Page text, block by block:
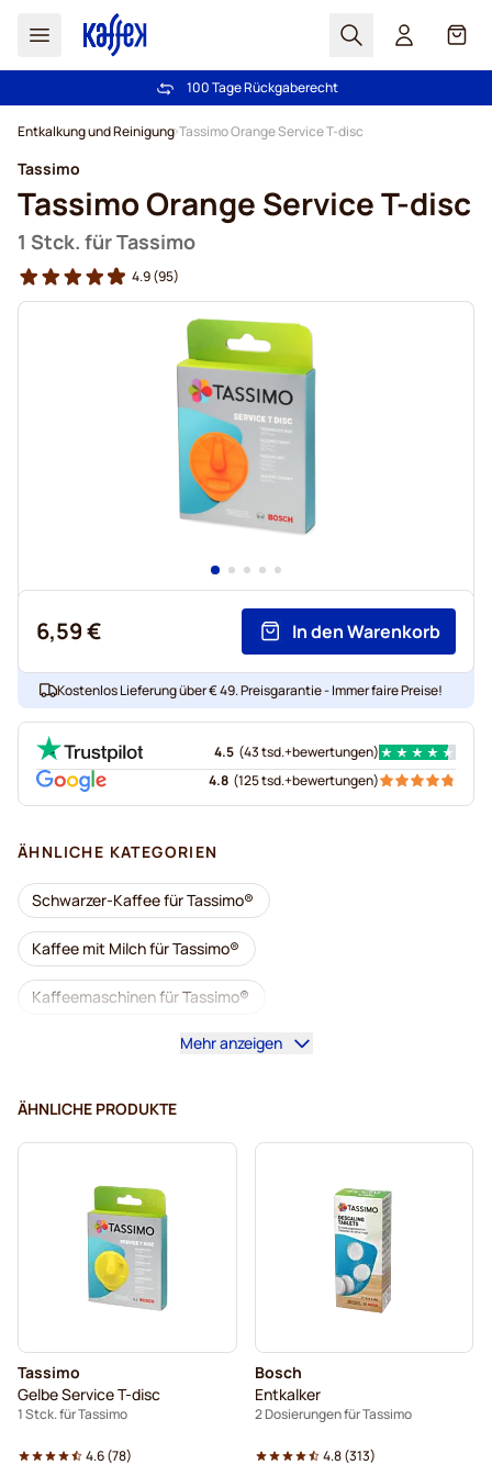
Suchen Cart
Kostenlos Lieferung über € 49
100 Tage Rückgaberecht
Entkalkung und Reinigung Tassimo Orange Service T-disc
Tassimo
Tassimo Orange Service T-disc
1 Stck. für Tassimo
4.9(95)
6,59 € In den Warenkorb
Kostenlos Lieferung über € 49. Preisgarantie - Immer faire Preise!
4.5 (43 tsd.+bewertungen)
4.8 (125 tsd.+bewertungen)
ÄHNLICHE KATEGORIEN
Schwarzer-Kaffee für Tassimo®
Kaffee mit Milch für Tassimo®
Kaffeemaschinen für Tassimo®
Zubehör für Tassimo®
Zum Kaffee dazu für Tassimo
Kaffeekapseln von L'OR für Tassimo
Kaffeekapseln von Jacobs für Tassimo
Kapseln für Tassimo®
Kaffeekapseln von Marcilla für Tassimo
Mehr anzeigen
ÄHNLICHE PRODUKTE
Tassimo
Gelbe Service T-disc
1 Stck. für Tassimo
4.6(78)
Bosch
Entkalker
2 Dosierungen für Tassimo
4.8(313)